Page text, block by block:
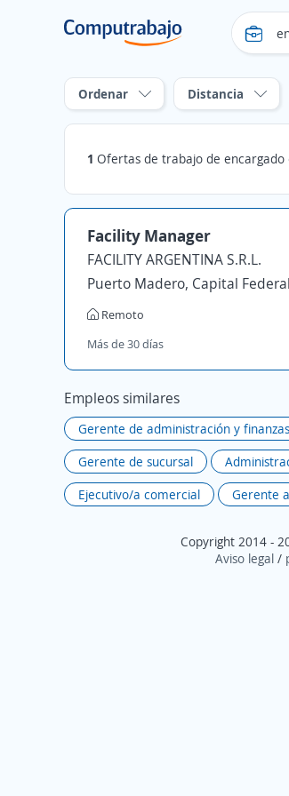
Ordenar Distancia
1 Ofertas de trabajo de encargado de sucursal en
Facility Manager
FACILITY ARGENTINA S.R.L.
Puerto Madero, Capital Federal
Remoto
Más de 30 días
Empleos similares
Gerente de administración y finanzas
Gerente de sucursal
Ejecutivo/a comercial
Gerente
Copyright 2014 -
Aviso legal/